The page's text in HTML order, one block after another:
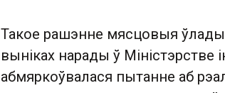
Такое рашэнне мясцовыя
выніках нарады ў Міністэрстве
абмяркоўвалася пытанне аб